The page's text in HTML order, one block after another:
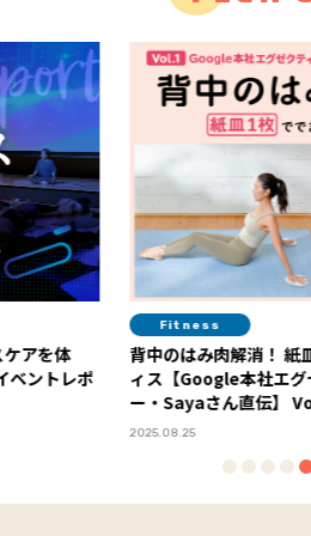
体
Fitness
背中のはみ肉解消！ 紙皿１
ィス【Google本社エグゼ
ー・Sayaさん直伝】 Vol.１
2025.08.25